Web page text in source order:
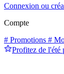
Connexion ou
Compte
# Promotions #
Profitez de l'été